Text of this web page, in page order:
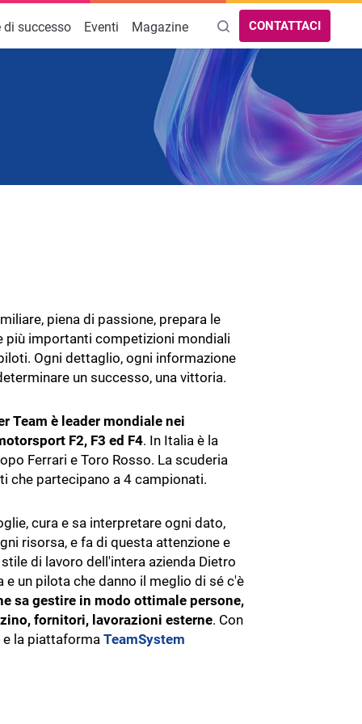
AREE TEMATICHE
Gestionale Piccole Aziende
Analisi Dati Avanzate per il Business
ALTRI GESTIONALI
Incassi e pagamenti
Privacy e GDPR
Ufficio Legale
di successo Eventi Magazine CONTATTACI
piena di passione, prepara le
più importanti competizioni mondiali
Ogni dettaglio, ogni informazione
un successo, una vittoria.
Team è leader mondiale nei
F2, F3 ed F4. In Italia è la
Ferrari e Toro Rosso. La scuderia
che partecipano a 4 campionati.
cura e sa interpretare ogni dato,
risorsa, e fa di questa attenzione e
di lavoro dell'intera azienda Dietro
e un pilota che danno il meglio di sé c'è
sa gestire in modo ottimale persone,
fornitori, lavorazioni esterne. Con
e la piattaforma TeamSystem